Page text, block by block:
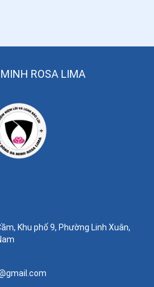
ROSA LIMA
Khu phố 9, Phường Linh Xuân,